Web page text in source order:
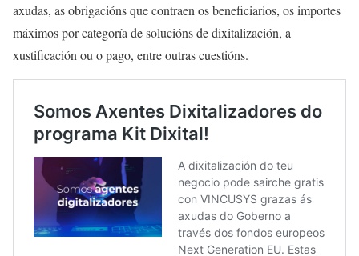
axudas, as obrigacións que contraen os beneficiarios, os importes
máximos por categoría de solucións de dixitalización, a
xustificación ou o pago, entre outras cuestións.